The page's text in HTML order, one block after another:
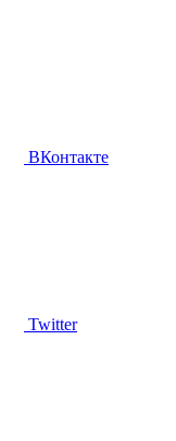
ВКонтакте
Twitter